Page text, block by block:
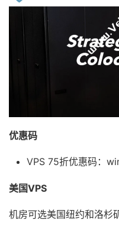
优惠码
VPS 75折优惠码：
美国VPS
机房可选美国纽约和洛杉